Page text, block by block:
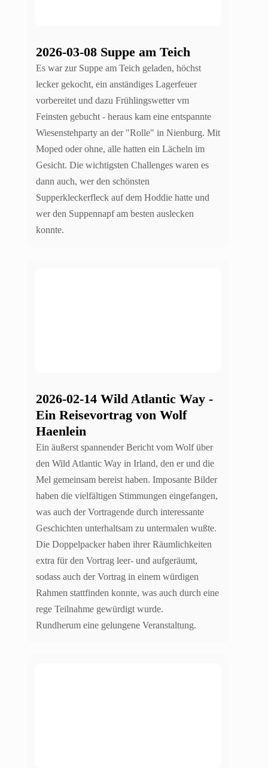
2026-03-08 Suppe am Teich
Es war zur Suppe am Teich geladen, höchst
lecker gekocht, ein anständiges Lagerfeuer
vorbereitet und dazu Frühlingswetter vm
Feinsten gebucht - heraus kam eine entspannte
Wiesenstehparty an der "Rolle" in Nienburg. Mit
Moped oder ohne, alle hatten ein Lächeln im
Gesicht. Die wichtigsten Challenges waren es
dann auch, wer den schönsten
Supperkleckerfleck auf dem Hoddie hatte und
wer den Suppennapf am besten auslecken
konnte.
2026-02-14 Wild Atlantic Way -
Ein Reisevortrag von Wolf
Haenlein
Ein äußerst spannender Bericht vom Wolf über
den Wild Atlantic Way in Irland, den er und die
Mel gemeinsam bereist haben. Imposante Bilder
haben die vielfältigen Stimmungen eingefangen,
was auch der Vortragende durch interessante
Geschichten unterhaltsam zu untermalen wußte.
Die Doppelpacker haben ihrer Räumlichkeiten
extra für den Vortrag leer- und aufgeräumt,
sodass auch der Vortrag in einem würdigen
Rahmen stattfinden konnte, was auch durch eine
rege Teilnahme gewürdigt wurde.
Rundherum eine gelungene Veranstaltung.